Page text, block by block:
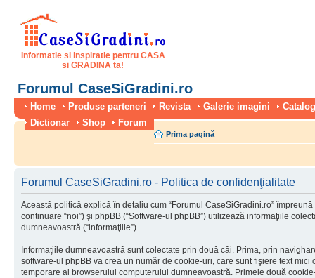
Informatie si inspiratie pentru CASA
si GRADINA ta!
Forumul CaseSiGradini.ro
Home Produse parteneri Revista Galerie imagini
Dictionar
Shop Forum
Prima pagină
Forumul CaseSiGradini.ro - Politica de confidenţialitate
Această politică explică în detaliu cum “Forumul CaseSiGradini.ro”
continuare “noi”) şi phpBB (“Software-ul phpBB”) utilizează informaţiile
dumneavoastră (“informaţiile”).
Informaţiile dumneavoastră sunt colectate prin două căi. Prima, prin
software-ul phpBB va crea un număr de cookie-uri, care sunt fişiere text mici
temporare al browserului computerului dumneavoastră. Primele două